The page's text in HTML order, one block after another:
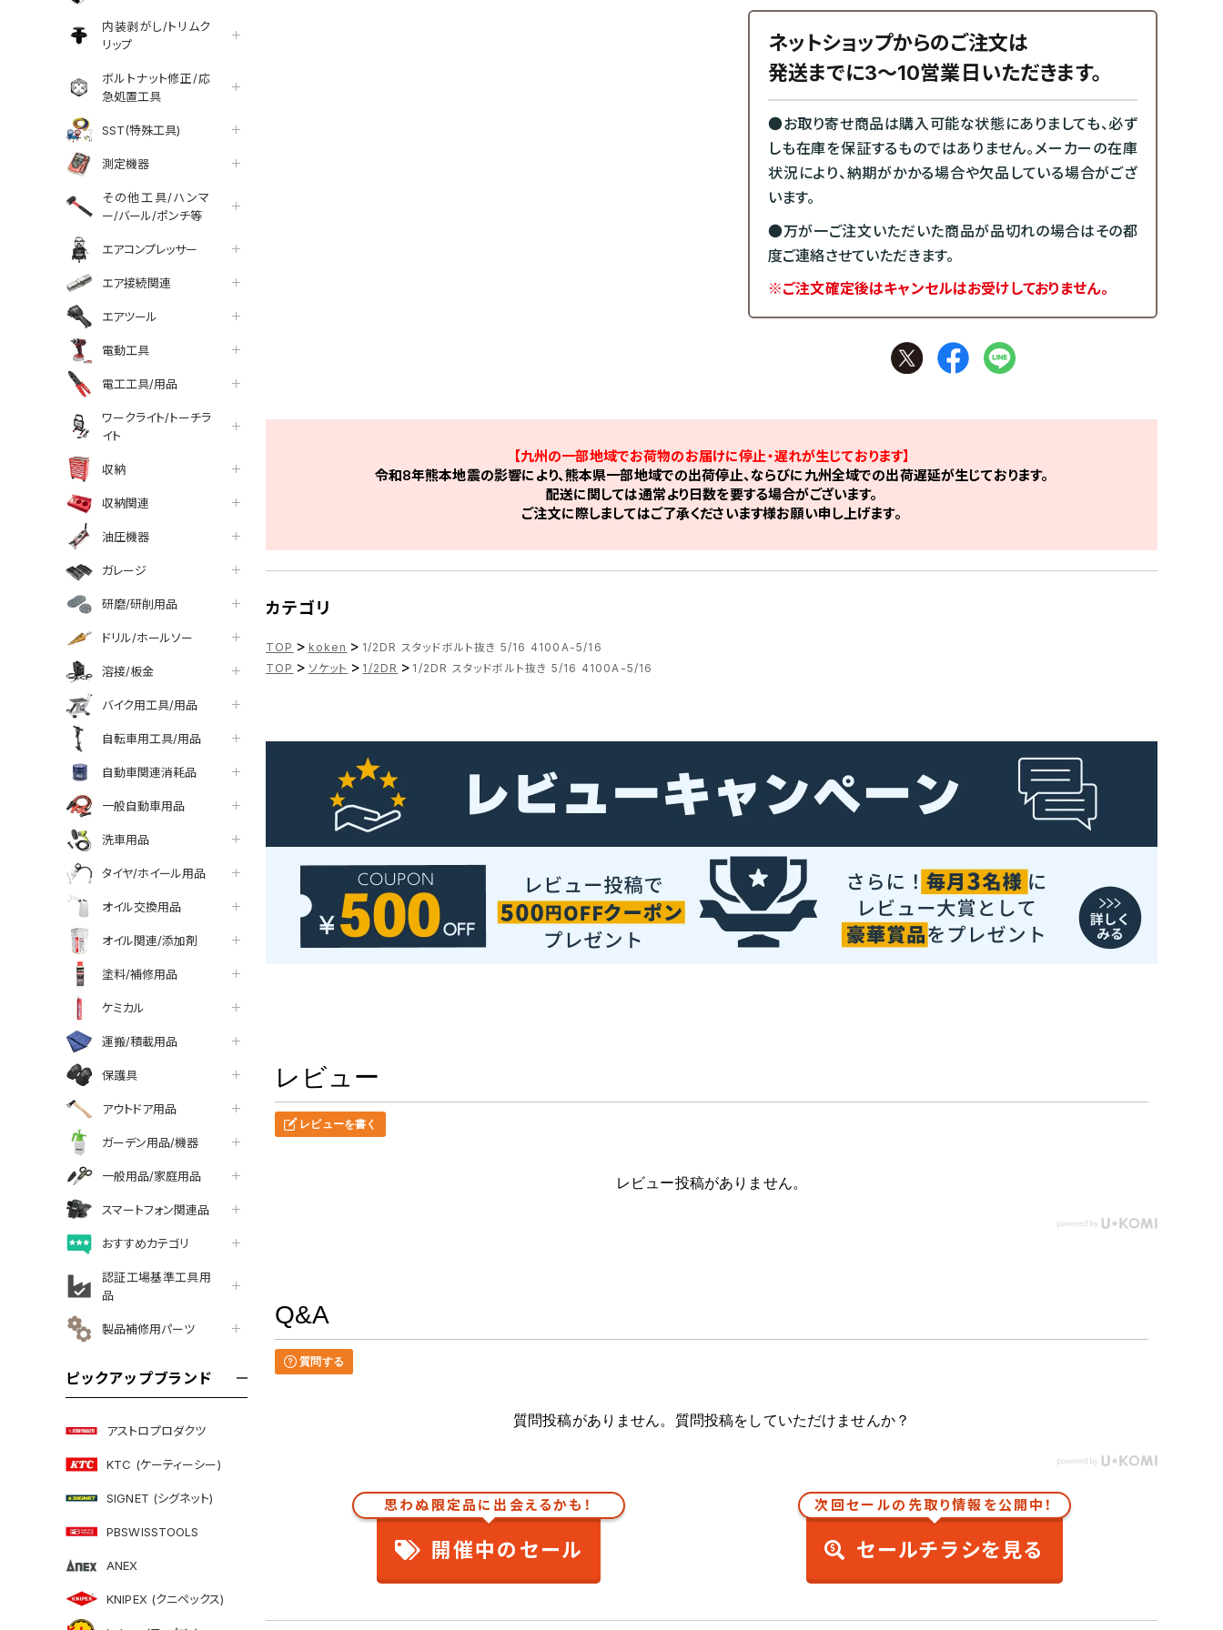
内装剥がし/トリムク
リップ
ボルトナット修正/応
急処置工具
SST(特殊工具)
測定機器
その他工具/ハンマ
ー/バール/ポンチ等
エアコンプレッサー
エア接続関連
エアツール
電動工具
電工工具/用品
ワークライト/トーチラ
イト
収納
収納関連
油圧機器
ガレージ
研磨/研削用品
ドリル/ホールソー
溶接/板金
バイク用工具/用品
自転車用工具/用品
自動車関連消耗品
一般自動車用品
洗車用品
タイヤ/ホイール用品
オイル交換用品
オイル関連/添加剤
塗料/補修用品
ケミカル
運搬/積載用品
保護具
アウトドア用品
ガーデン用品/機器
一般用品/家庭用品
スマートフォン関連品
おすすめカテゴリ
認証工場基準工具用
品
製品補修用パーツ
ピックアップブランド
アストロプロダクツ
KTC (ケーティーシー)
SIGNET (シグネット)
PBSWISSTOOLS
ANEX
KNIPEX (クニペックス)
ネットショップからのご注文は
発送までに3～10営業日いただきます。
●お取り寄せ商品は購入可能な状態にありましても、必ず
しも在庫を保証するものではありません。メーカーの在庫
状況により、納期がかかる場合や欠品している場合がござ
います。
●万が一ご注文いただいた商品が品切れの場合はその都
度ご連絡させていただきます。
※ご注文確定後はキャンセルはお受けしておりません。
facebook
line
【九州の一部地域でお荷物のお届けに停止・遅れが生じております】
令和8年熊本地震の影響により、熊本県一部地域での出荷停止、ならびに九州全域での出荷遅延が生じております。
配送に関しては通常より日数を要する場合がございます。
ご注文に際しましてはご了承くださいます様お願い申し上げます。
カテゴリ
TOP > koken > 1/2DR スタッドボルト抜き 5/16 4100A-5/16
TOP > ソケット > 1/2DR > 1/2DR スタッドボルト抜き 5/16 4100A-5/16
レビュー
レビューを書く
レビュー投稿がありません。
Q&A
質問する
質問投稿がありません。質問投稿をしていただけませんか？
思わぬ限定品に出会えるかも！
開催中のセール
次回セールの先取り情報を公開中！
セールチラシを見る